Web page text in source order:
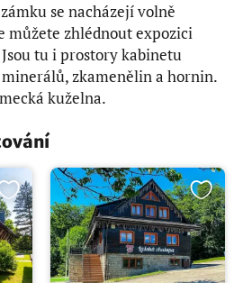
se nacházejí volně
můžete zhlédnout expozici
tu i prostory kabinetu
zkamenělin a hornin.
kuželna.